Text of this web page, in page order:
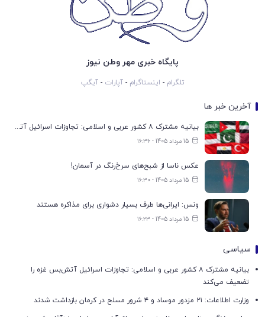
پایگاه خبری مهر وطن نیوز
تلگرام - اینستاگرام -آپارات -آیگپ
آخرین خبر ها
بیانیه مشترک ۸ کشور عربی و اسلامی: تجاوزات اسرائیل آتش‌بس غزه را تضعیف می‌کند
15 مرداد 1405 - ۱۶:۳۶
عکس ناسا از شبح‌های سرخ‌رنگ در آسمان!
15 مرداد 1405 - ۱۶:۳۰
ونس: ایرانی‌ها طرف بسیار دشواری برای مذاکره هستند
15 مرداد 1405 - ۱۶:۲۳
سیاسی
بیانیه مشترک ۸ کشور عربی و اسلامی: تجاوزات اسرائیل آتش‌بس غزه را
تضعیف می‌کند
وزارت اطلاعات: ۲۱ مزدور موساد و ۴ شرور مسلح در کرمان بازداشت شدند